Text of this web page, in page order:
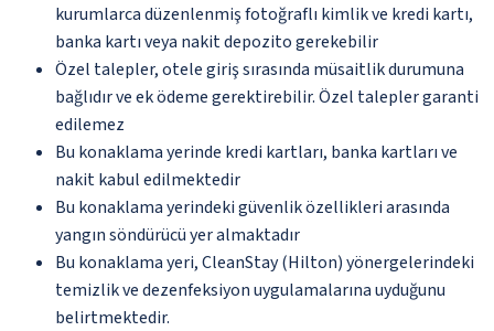
kurumlarca düzenlenmiş fotoğraflı kimlik ve kredi kartı,
banka kartı veya nakit depozito gerekebilir
Özel talepler, otele giriş sırasında müsaitlik durumuna
bağlıdır ve ek ödeme gerektirebilir. Özel talepler garanti
edilemez
Bu konaklama yerinde kredi kartları, banka kartları ve
nakit kabul edilmektedir
Bu konaklama yerindeki güvenlik özellikleri arasında
yangın söndürücü yer almaktadır
Bu konaklama yeri, CleanStay (Hilton) yönergelerindeki
temizlik ve dezenfeksiyon uygulamalarına uyduğunu
belirtmektedir.